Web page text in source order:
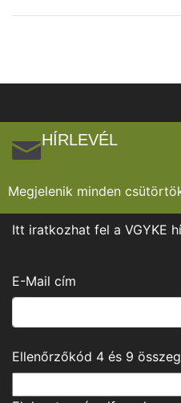
HÍRLEVÉL
Megjelenik minden
Itt iratkozhat fel a VGYKE
E-Mail cím
Ellenőrzőkód 4 és 9